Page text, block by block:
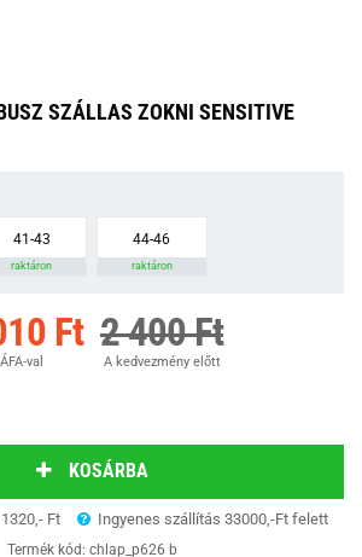
SZÁLLAS ZOKNI SENSITIVE
41-43
raktáron
44-46
raktáron
Ft
ÁFA-val
2 400 Ft
A kedvezmény előtt
KOSÁRBA
Ft Ingyenes szállítás 33000,-Ft felett
Termék kód: chlap_p626 b